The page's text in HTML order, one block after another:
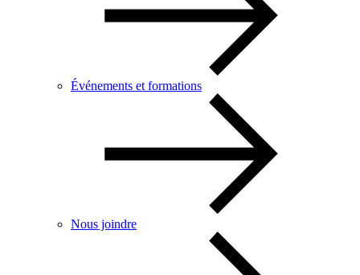
Événements et formations
Nous joindre